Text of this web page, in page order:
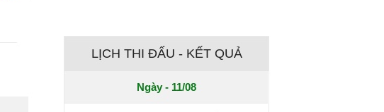
LỊCH THI ĐẤU - KẾT QUẢ
Ngày - 11/08